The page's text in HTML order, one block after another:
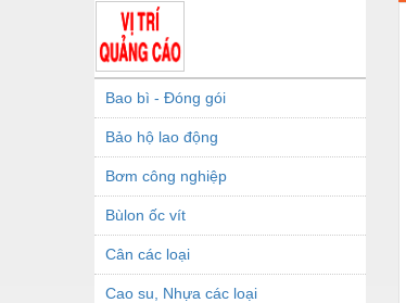
Bao bì - Đóng gói
Bảo hộ lao động
Bơm công nghiệp
Bùlon ốc vít
Cân các loại
Cao su, Nhựa các loại